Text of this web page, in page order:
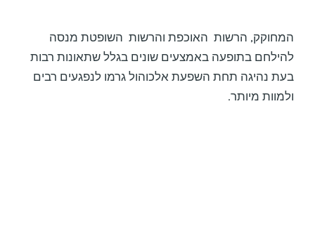
המחוקק, הרשות האוכפת והרשות השופטת מנסה
להילחם בתופעה באמצעים שונים בגלל שתאונות רבות
בעת נהיגה תחת השפעת אלכוהול גרמו לנפגעים רבים
ולמוות מיותר.